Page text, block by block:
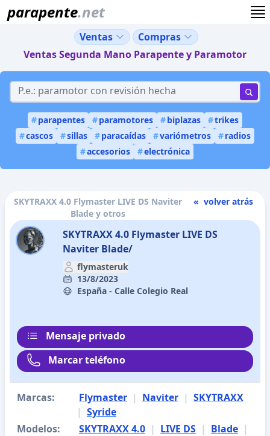
parapente.net
Ventas Segunda Mano Parapente y Paramotor
Ventas Compras
#parapentes #paramotores #biplazas #trikes
#cascos #sillas #paracaídas #variómetros #radios
#accesorios #electrónica
SKYTRAXX 4.0 Flymaster LIVE DS Naviter
Blade y otros
« volver atrás
SKYTRAXX 4.0 Flymaster LIVE DS
Naviter Blade/
flymasteruk
13/8/2023
España - Calle Colegio Real
Mensaje privado
Marcar teléfono
Marcas: Flymaster | Naviter | SKYTRAXX
| Syride
Modelos:
SKYTRAXX 4.0 | LIVE DS | Blade |